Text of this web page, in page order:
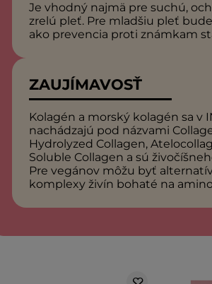
Je vhodný najmä pre suchú,
zrelú pleť. Pre mladšiu pleť
ako prevencia proti známkam
ZAUJÍMAVOSŤ
Kolagén a morský kolagén sa v
nachádzajú pod názvami
Hydrolyzed Collagen,
Soluble Collagen a sú
Pre vegánov môžu byť
komplexy živín bohaté na